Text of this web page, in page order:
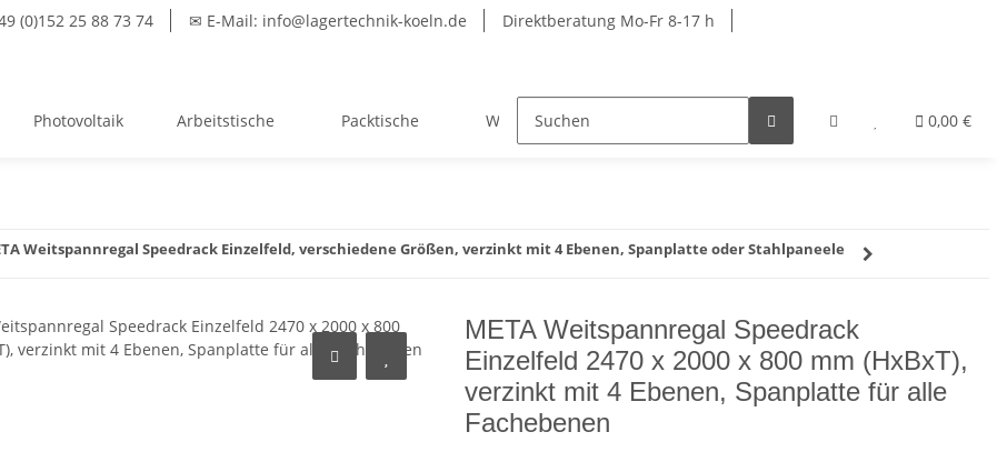
(0)152 25 88 73 74 ✉ E-Mail: info@lagertechnik-koeln.de
Direktberatung Mo-Fr 8-17 h
0,00 €
Photovoltaik Arbeitstische Packtische Werkbänke Garderobenschränke
Weitspannregal Speedrack Einzelfeld, verschiedene Größen, verzinkt mit 4 Ebenen, Spanplatte oder Stahlpaneele
META Weitspannregal Speedrack
Einzelfeld 2470 x 2000 x 800 mm (HxBxT),
verzinkt mit 4 Ebenen, Spanplatte für alle
Fachebenen